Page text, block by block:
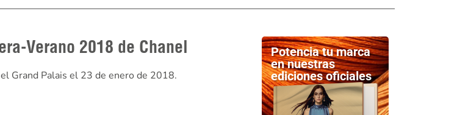
Verano 2018 de Chanel
Grand Palais el 23 de enero de 2018.
Potencia tu marca
en nuestras
ediciones oficiales